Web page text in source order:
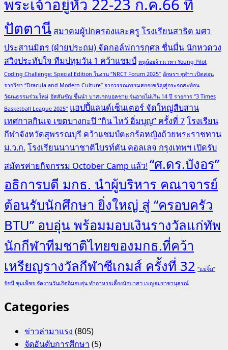
พระเจ้าอยู่หัว 22-23 ก.ค.66 ที่
ปัตตานี สมาคมผู้ปกครองและครู โรงเรียนสาธิต มศว
ประสานมิตร (ฝ่ายประถม) จัดกอล์ฟการกุศล ชื่นมื่น นักหวดวง
สวิงประทับใจ ทีมปทุมวัน 1 คว้าแชมป์ หนูน้อยจ้าวเวหา Young Pilot
Coding Challenge: Special Edition ในงาน “NRCT Forum 2025” อักษรฯ จุฬาฯ เปิดสอน
รายวิชา “Dracula and Modern Culture” จากวรรณกรรมสยองขวัญสู่กระจกสะท้อน
วัฒนธรรมร่วมใหม่ อัสสัมชัญ ขึ้นนำ บาสเกตบอลชาย รุ่นอายุไม่เกิน 14 ปี รายการ "3 Times
Basketball League 2025" แฮปปี้แลนด์เซ็นเตอร์ จัดใหญ่สืบสาน
เทศกาลกินเจ เขตบางกะปิ “กิน ไหว้ อิ่มบุญ” ครั้งที่ 7โรงเรียน
กีฬาจังหวัดสุพรรณบุรี คว้าแชมป์ตะกร้อหญิงถ้วยพระราชทาน
ม.ว.ก.โรงเรียนนานาชาติไบรท์ตัน คอลเลจ กรุงเทพฯ เปิดรับ
สมัครค่ายกิจกรรม October Camp แล้ว!“ศ.ดร.บังอร”
อธิการบดี มกธ. นำผู้บริหาร คณาจารย์
ต้อนรับนักศึกษา ยิ่งใหญ่ สู่ “ครอบครัว
BTU” อบอุ่น พร้อมมอบเงินรางวัลแก่ทัพ
นักกีฬาทีมชาติไทยของมกธ.ที่คว้า
เหรียญรางวัลกีฬาซีเกมส์ ครั้งที่ 32 “แม่จิ๋ม”
รัชนี ชุมเพ็ชร จัดงานวันเกิดอิ่มอบอุ่น ทำอาหารเลี้ยงนักบาสฯ เบญจมราชานุสรณ์
Categories
ข่าวล่ามาแรง (805)
จัดอันดับการศึกษา (5)